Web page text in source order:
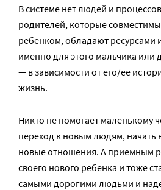
В системе нет людей и
родителей, которые
ребенком, обладают ресурсами
именно для этого мальчика или
— в зависимости от его/ее
жизнь.
Никто не помогает маленькому
переход к новым людям, начать
новые отношения. А приемным
своего нового ребенка и тоже
самыми дорогими людьми и